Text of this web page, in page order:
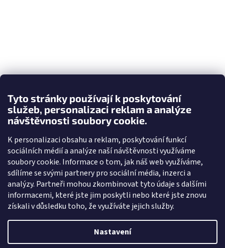
Tyto stránky používají k poskytování
služeb, personalizaci reklam a analýze
návštěvnosti soubory cookie.
K personalizaci obsahu a reklam, poskytování funkcí
sociálních médií a analýze naší návštěvnosti využíváme
soubory cookie. Informace o tom, jak náš web využíváme,
sdílíme se svými partnery pro sociální média, inzerci a
analýzy. Partneři mohou zkombinovat tyto údaje s dalšími
informacemi, které jste jim poskytli nebo které jste znovu
získali v důsledku toho, že využíváte jejich služby.
Nastavení